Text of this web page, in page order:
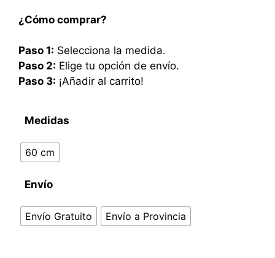
¿Cómo comprar?
Paso 1: Selecciona la medida.
Paso 2: Elige tu opción de envío.
Paso 3: ¡Añadir al carrito!
Medidas
60 cm
Envío
Envío Gratuito Envío a Provincia